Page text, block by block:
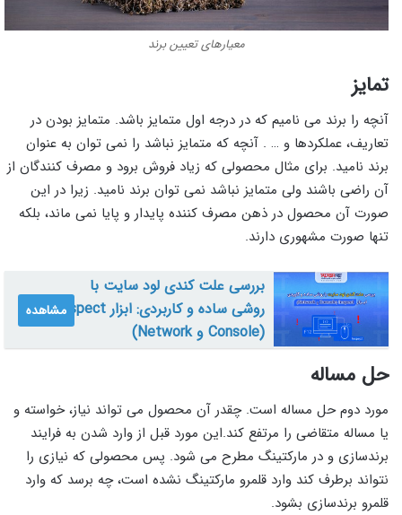
معیارهای تعیین برند
تمایز
آنچه را برند می نامیم که در درجه اول متمایز باشد. متمایز بودن در
تعاریف، عملکردها و … . آنچه که متمایز نباشد را نمی توان به عنوان
برند نامید. برای مثال محصولی که زیاد فروش برود و مصرف کنندگان از
آن راضی باشند ولی متمایز نباشد نمی توان برند نامید. زیرا در این
صورت آن محصول در ذهن مصرف کننده پایدار و پایا نمی ماند، بلکه
تنها صورت مشهوری دارند.
بررسی علت کندی لود سایت با
روشی ساده و کاربردی: ابزار Inspect
(Console و Network)
مشاهده
حل مساله
مورد دوم حل مساله است. چقدر آن محصول می تواند نیاز، خواسته و
یا مساله متقاضی را مرتفع کند.این مورد قبل از وارد شدن به فرایند
برندسازی و در مارکتینگ مطرح می شود. پس محصولی که نیازی را
نتواند برطرف کند وارد قلمرو مارکتینگ نشده است، چه برسد که وارد
قلمرو برندسازی بشود.